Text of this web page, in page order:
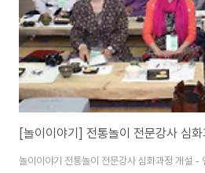
놀이이야기 전통놀이 전문강사 심화과정 개설 -